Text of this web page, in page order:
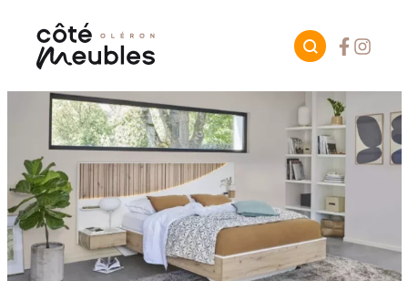
Facebook